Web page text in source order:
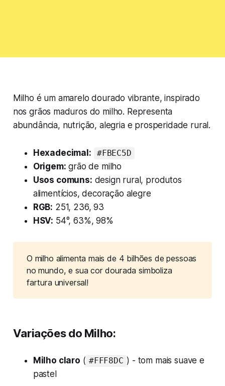
Milho é um amarelo dourado vibrante, inspirado
nos grãos maduros do milho. Representa
abundância, nutrição, alegria e prosperidade rural.
Hexadecimal: #FBEC5D
Origem: grão de milho
Usos comuns: design rural, produtos
alimentícios, decoração alegre
RGB: 251, 236, 93
HSV: 54°, 63%, 98%
O milho alimenta mais de 4 bilhões de pessoas
no mundo, e sua cor dourada simboliza
fartura universal!
Variações do Milho:
Milho claro ( #FFF8DC ) - tom mais suave e
pastel